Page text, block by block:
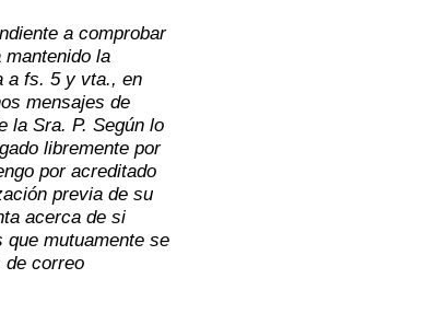
a comprobar
la
a fs. 5 y vta., en
mensajes de
la Sra. P. Según lo
libremente por
por acreditado
previa de su
acerca de si
mutuamente se
de correo